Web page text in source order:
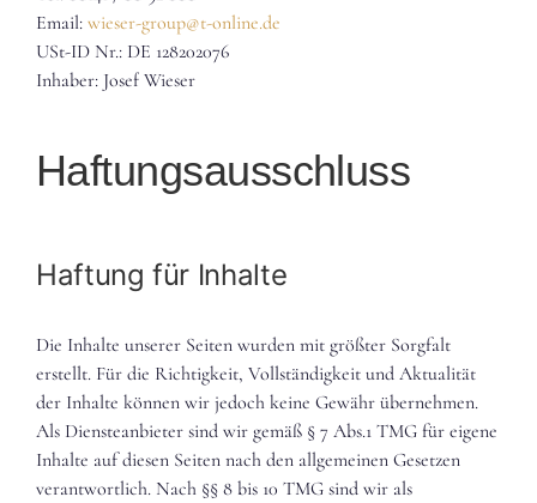
Email: wieser-group@t-online.de
USt-ID Nr.: DE 128202076
Inhaber: Josef Wieser
Haftungsausschluss
Haftung für Inhalte
Die Inhalte unserer Seiten wurden mit größter Sorgfalt
erstellt. Für die Richtigkeit, Vollständigkeit und Aktualität
der Inhalte können wir jedoch keine Gewähr übernehmen.
Als Diensteanbieter sind wir gemäß § 7 Abs.1 TMG für eigene
Inhalte auf diesen Seiten nach den allgemeinen Gesetzen
verantwortlich. Nach §§ 8 bis 10 TMG sind wir als